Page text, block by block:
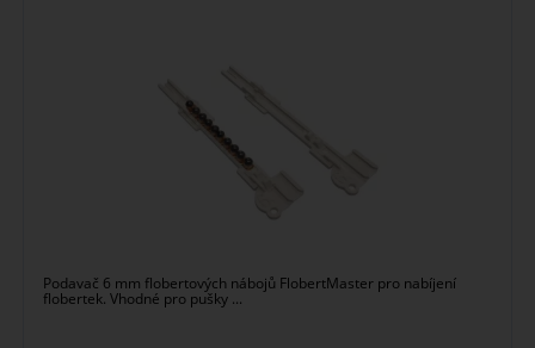
Podavač 6 mm flobertových nábojů FlobertMaster pro nabíjení
flobertek. Vhodné pro pušky ...